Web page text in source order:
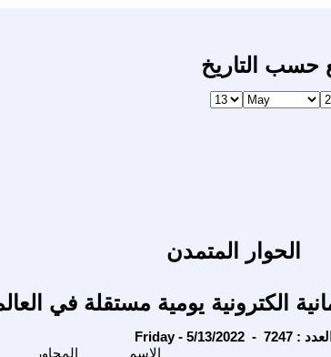
حسب التاريخ
الحوار المتمدن
الكترونية يومية مستقلة في
Friday - 5/13/2022 - العدد : 7247
الاسم